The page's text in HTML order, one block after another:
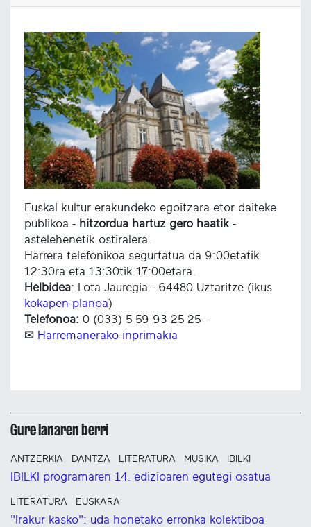
Euskal kultur erakundeko egoitzara etor daiteke
publikoa - hitzordua hartuz gero haatik -
astelehenetik ostiralera.
Harrera telefonikoa segurtatua da 9:00etatik
12:30ra eta 13:30tik 17:00etara.
Helbidea: Lota Jauregia - 64480 Uztaritze (ikus
kokapen-planoa)
Telefonoa: 0 (033) 5 59 93 25 25 -
✉ Harremanerako inprimakia
Gure lanaren berri
ANTZERKIA DANTZA LITERATURA MUSIKA IBILKI
IBILKI programaren 14. edizioaren egutegi osatua
LITERATURA EUSKARA
"Irakur kasko": uda honetako erronka kolektiboa